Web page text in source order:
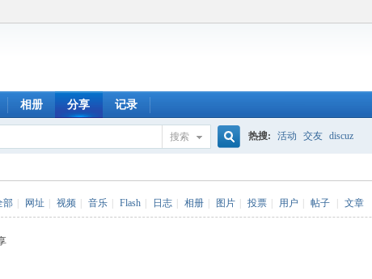
相册 分享 记录
搜索 热搜: 活动 交友 discuz
部 网址 视频 音乐 Flash 日志 相册 图片 投票 用户 帖子 文章